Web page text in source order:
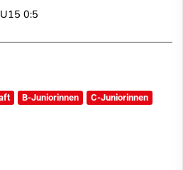
0:5
B-Juniorinnen
C-Juniorinnen